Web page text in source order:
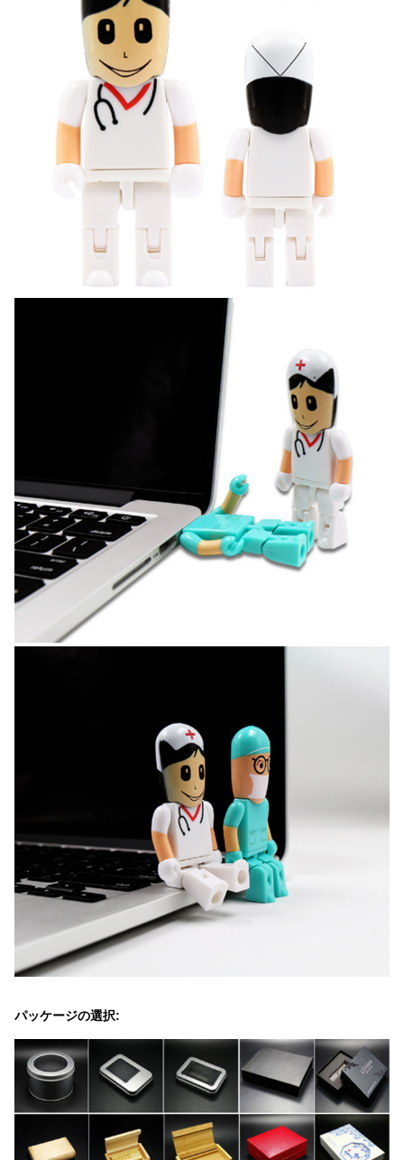
パッケージの選択: